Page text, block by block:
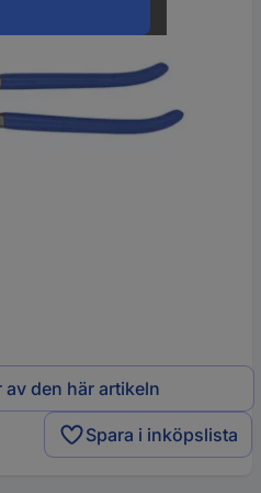
Andra varianter av den här artikeln
Spara i inköpslista